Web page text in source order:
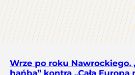
Wrze po roku Nawrockiego.